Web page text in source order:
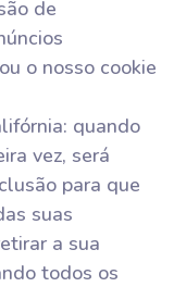
de
o nosso cookie
quando
vez, será
para que
suas
a sua
todos os